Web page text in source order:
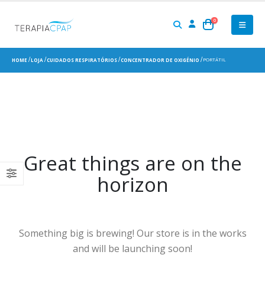
0
HOME LOJA CUIDADOS RESPIRATÓRIOS CONCENTRADOR DE OXIGÉNIO PORTÁTIL
Great things are on the
horizon
Something big is brewing! Our store is in the works
and will be launching soon!